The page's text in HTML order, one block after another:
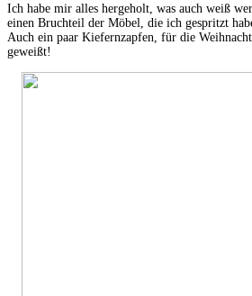
Ich habe mir alles hergeholt, was auch weiß
einen Bruchteil der Möbel, die ich gespritzt
Auch ein paar Kiefernzapfen, für die
geweißt!